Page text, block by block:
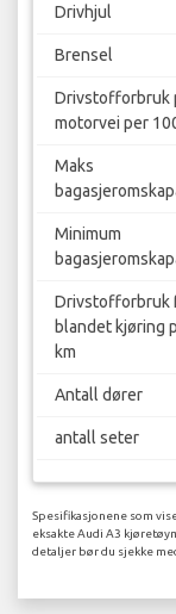
Drivhjul
Brensel
Drivstofforbruk
motorvei per
Maks
Minimum
Drivstofforbruk
blandet kjøring
km
Antall dører
antall seter
Spesifikasjonene som
eksakte Audi A3
detaljer bør du sjekke